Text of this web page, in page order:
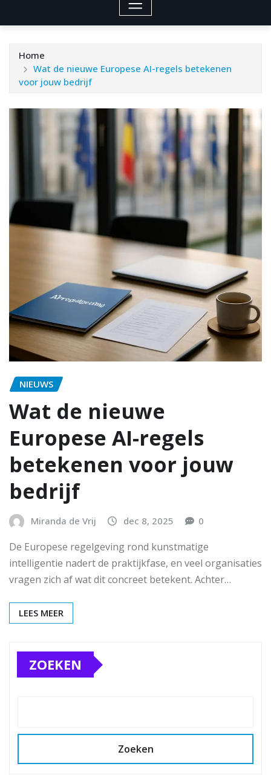
Home
Wat de nieuwe Europese AI-regels betekenen
voor jouw bedrijf
NIEUWS
Wat de nieuwe
Europese AI-regels
betekenen voor jouw
bedrijf
Miranda de Vrij dec 8, 2025 0
De Europese regelgeving rond kunstmatige
intelligentie nadert de praktijkfase, en veel organisaties
vragen zich af wat dit concreet betekent. Achter…
LEES MEER
ZOEKEN
Zoeken